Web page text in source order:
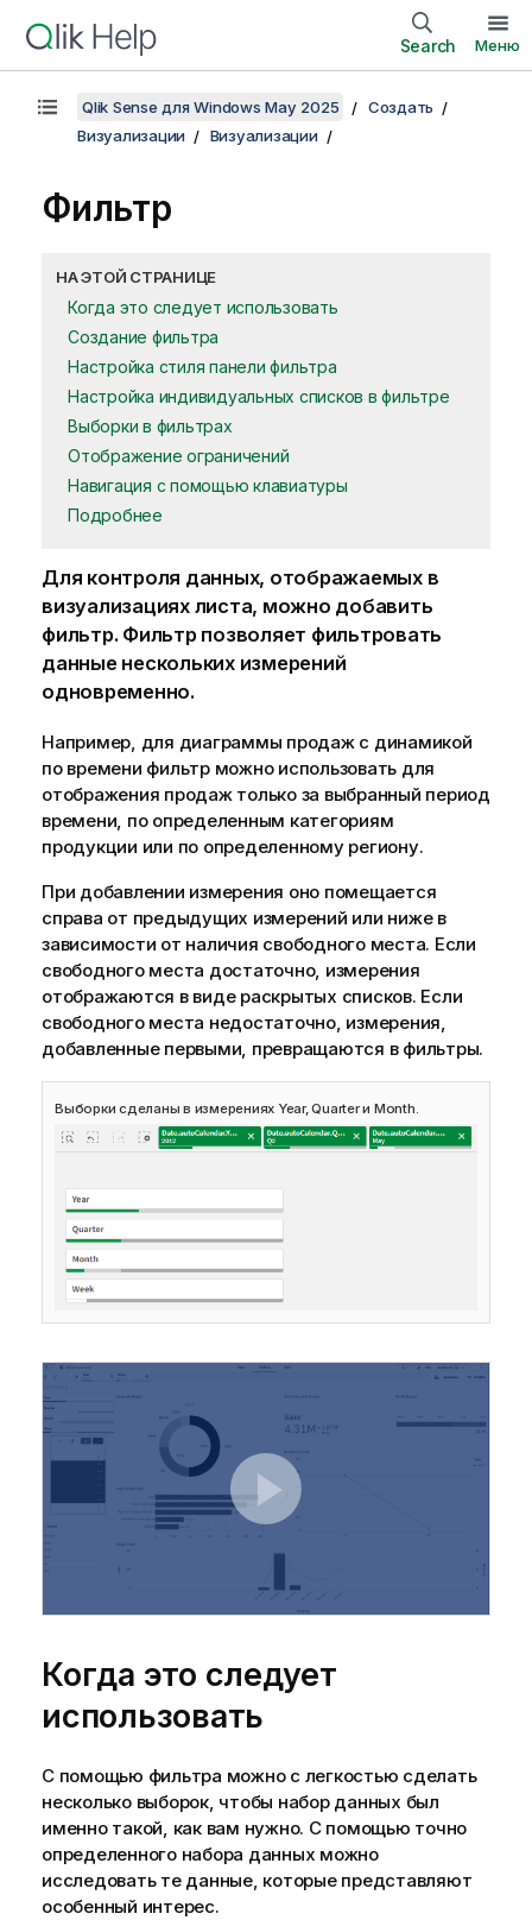
Search Меню
Qlik Sense для Windows May 2025
Создать
Визуализации
Визуализации
Фильтр
НА ЭТОЙ СТРАНИЦЕ
Когда это следует использовать
Создание фильтра
Настройка стиля панели фильтра
Настройка индивидуальных списков в фильтре
Выборки в фильтрах
Отображение ограничений
Навигация с помощью клавиатуры
Подробнее
Для контроля данных, отображаемых в
визуализациях листа, можно добавить
фильтр. Фильтр позволяет фильтровать
данные нескольких измерений
одновременно.
Например, для диаграммы продаж с динамикой
по времени фильтр можно использовать для
отображения продаж только за выбранный период
времени, по определенным категориям
продукции или по определенному региону.
При добавлении измерения оно помещается
справа от предыдущих измерений или ниже в
зависимости от наличия свободного места. Если
свободного места достаточно, измерения
отображаются в виде раскрытых списков. Если
свободного места недостаточно, измерения,
добавленные первыми, превращаются в фильтры.
Выборки сделаны в измерениях Year, Quarter и Month.
Когда это следует
использовать
С помощью фильтра можно с легкостью сделать
несколько выборок, чтобы набор данных был
именно такой, как вам нужно. С помощью точно
определенного набора данных можно
исследовать те данные, которые представляют
особенный интерес.